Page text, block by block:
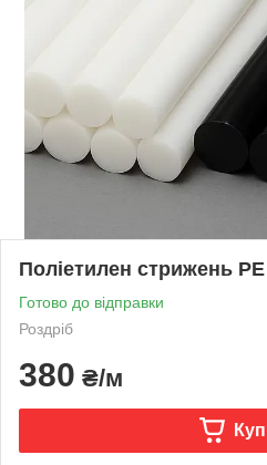
Поліетилен стрижень
Готово до відправки
Роздріб
380 ₴/м